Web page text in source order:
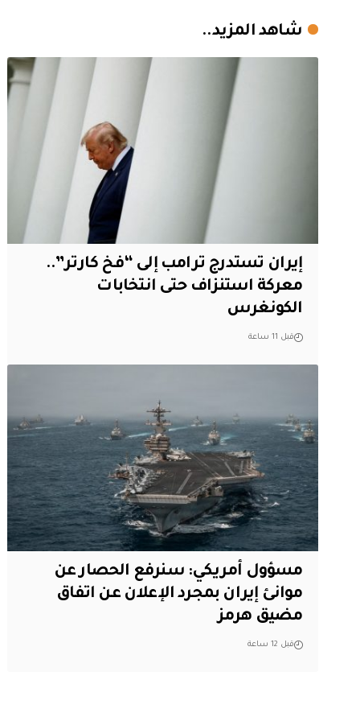
شاهد المزيد..
إيران تستدرج ترامب إلى “فخ كارتر”..
معركة استنزاف حتى انتخابات
الكونغرس
قبل 11 ساعة
مسؤول أمريكي: سنرفع الحصار عن
موانئ إيران بمجرد الإعلان عن اتفاق
مضيق هرمز
قبل 12 ساعة